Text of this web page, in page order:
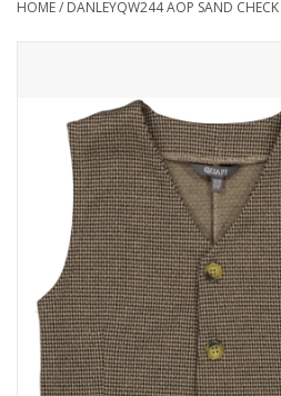
Jongens
Schoenen en Tassen
Speelgoed
Cadeaubonnen
Merken
HOME/ DANLEYQW244 AOP SAND CHECK